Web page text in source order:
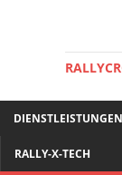
DIENSTLEISTUNGEN
RALLY-X-TECH